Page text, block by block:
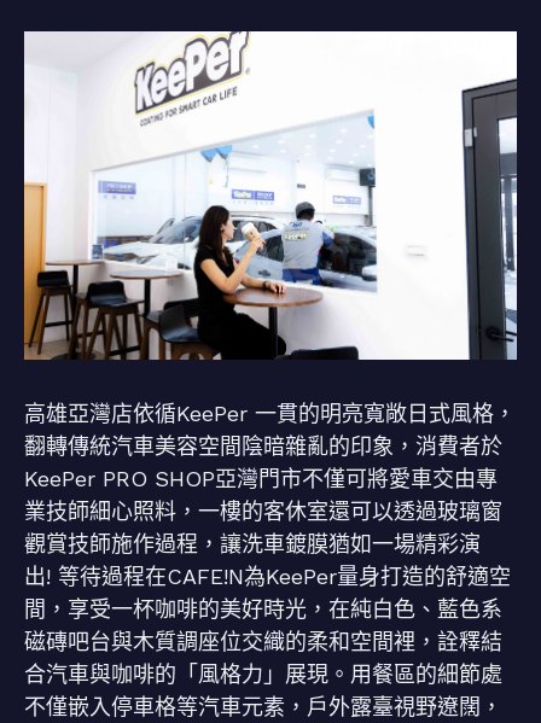
高雄亞灣店依循KeePer 一貫的明亮寬敞日式風格，
翻轉傳統汽車美容空間陰暗雜亂的印象，消費者於
KeePer PRO SHOP亞灣門市不僅可將愛車交由專
業技師細心照料，一樓的客休室還可以透過玻璃窗
觀賞技師施作過程，讓洗車鍍膜猶如一場精彩演
出! 等待過程在CAFE!N為KeePer量身打造的舒適空
間，享受一杯咖啡的美好時光，在純白色、藍色系
磁磚吧台與木質調座位交織的柔和空間裡，詮釋結
合汽車與咖啡的「風格力」展現。用餐區的細節處
不僅嵌入停車格等汽車元素，戶外露臺視野遼闊，